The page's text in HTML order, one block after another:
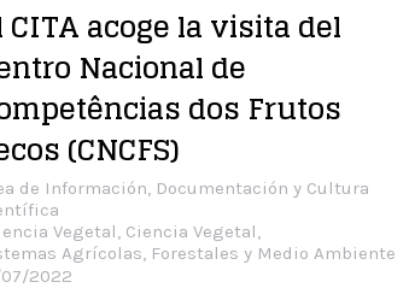
CITA acoge la visita del
Nacional de
dos Frutos
(CNCFS)
de Información, Documentación y Cultura
Vegetal, Ciencia Vegetal,
Agrícolas, Forestales y Medio Ambiente
2022